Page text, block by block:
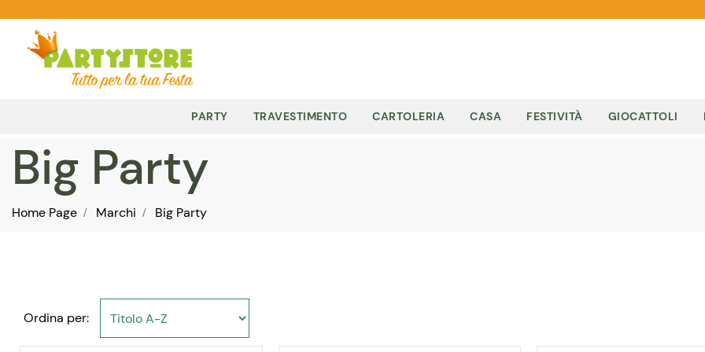
PARTY TRAVESTIMENTO CARTOLERIA CASA FESTIVITÀ GIOCATTOLI
Big Party
Home Page Marchi Big Party
Ordina per: